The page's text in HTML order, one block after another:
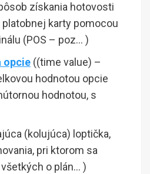
získania hotovosti
karty pomocou
(POS – poz… )
opcie ((time value) –
hodnotou opcie
hodnotou, s
(kolujúca) loptička,
pri ktorom sa
o plán… )